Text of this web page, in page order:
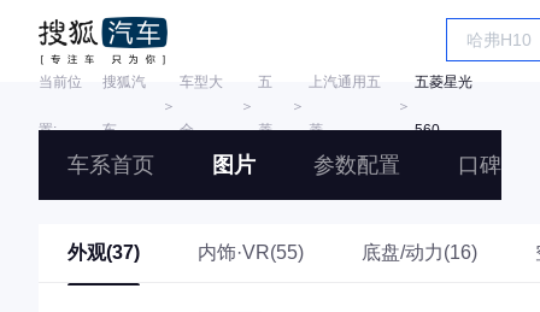
当前位
置:
搜狐汽
车
＞
车型大
全
＞
五
菱
＞
上汽通用五
菱
＞
五菱星光
560
车系首页 图片 参数配置 口碑
外观(37) 内饰·VR(55) 底盘/动力(16)